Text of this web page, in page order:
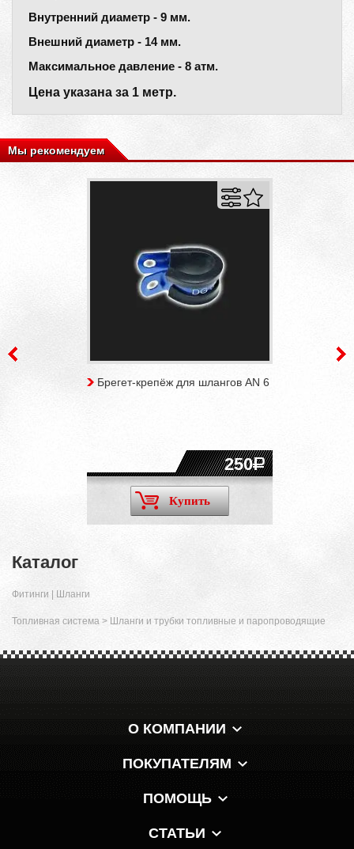
Внутренний диаметр - 9 мм.
Внешний диаметр - 14 мм.
Максимальное давление - 8 атм.
Цена указана за 1 метр.
Мы рекомендуем
Брегет-крепёж для шлангов AN 6
250
Купить
Каталог
Фитинги | Шланги
Топливная система > Шланги и трубки топливные и паропроводящие
О КОМПАНИИ
ПОКУПАТЕЛЯМ
ПОМОЩЬ
СТАТЬИ